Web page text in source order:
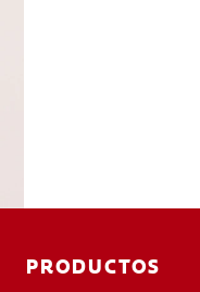
PRODUCTOS